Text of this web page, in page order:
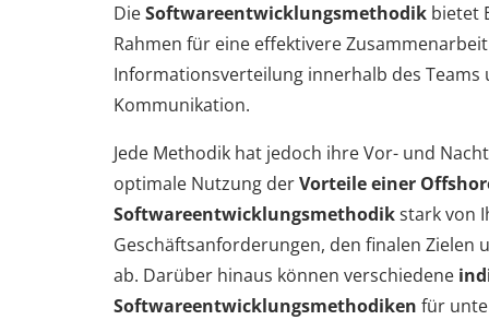
DieSoftwareentwicklungsmethodik bietet
Rahmen für eine effektivere
Informationsverteilung innerhalb des
Kommunikation.
Jede Methodik hat jedoch ihre Vor- und
optimale Nutzung derVorteile einer
Softwareentwicklungsmethodikstark von
Geschäftsanforderungen, den finalen Zielen
ab. Darüber hinaus können verschiedene
Softwareentwicklungsmethodiken für